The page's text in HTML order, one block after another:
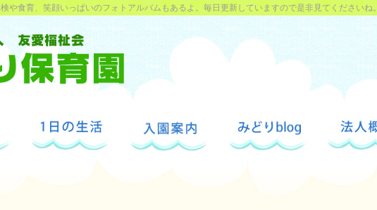
や食育、笑顔いっぱいのフォトアルバムもあるよ。毎日更新していますので是非見てくださいね。